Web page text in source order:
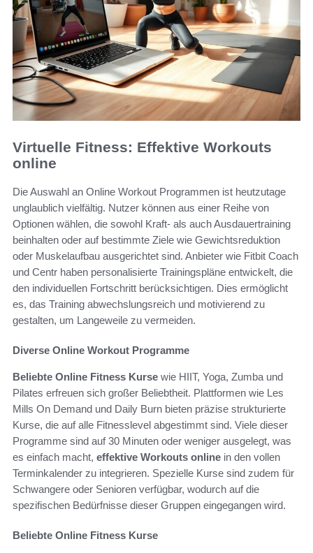
Virtuelle Fitness: Effektive Workouts
online
Die Auswahl an Online Workout Programmen ist heutzutage
unglaublich vielfältig. Nutzer können aus einer Reihe von
Optionen wählen, die sowohl Kraft- als auch Ausdauertraining
beinhalten oder auf bestimmte Ziele wie Gewichtsreduktion
oder Muskelaufbau ausgerichtet sind. Anbieter wie Fitbit Coach
und Centr haben personalisierte Trainingspläne entwickelt, die
den individuellen Fortschritt berücksichtigen. Dies ermöglicht
es, das Training abwechslungsreich und motivierend zu
gestalten, um Langeweile zu vermeiden.
Diverse Online Workout Programme
Beliebte Online Fitness Kurse wie HIIT, Yoga, Zumba und
Pilates erfreuen sich großer Beliebtheit. Plattformen wie Les
Mills On Demand und Daily Burn bieten präzise strukturierte
Kurse, die auf alle Fitnesslevel abgestimmt sind. Viele dieser
Programme sind auf 30 Minuten oder weniger ausgelegt, was
es einfach macht, effektive Workouts online in den vollen
Terminkalender zu integrieren. Spezielle Kurse sind zudem für
Schwangere oder Senioren verfügbar, wodurch auf die
spezifischen Bedürfnisse dieser Gruppen eingegangen wird.
Beliebte Online Fitness Kurse